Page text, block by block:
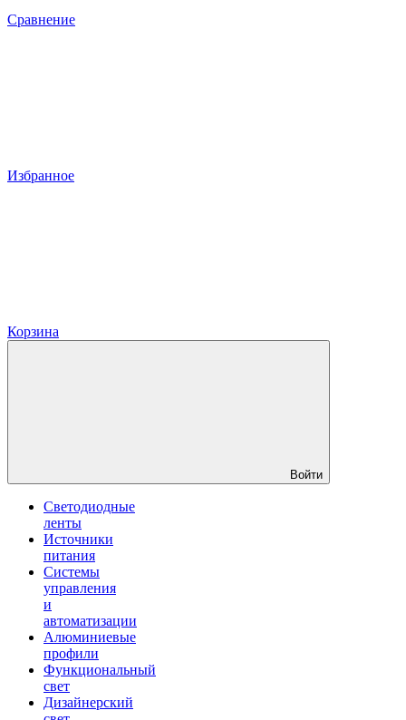
Сравнение
Избранное
Корзина
Войти
Светодиодные
ленты
Источники
питания
Системы
управления
и
автоматизации
Алюминиевые
профили
Функциональный
свет
Дизайнерский